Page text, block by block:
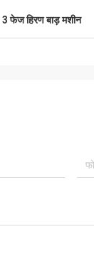
3 फेज हिरण बाड़ मशीन